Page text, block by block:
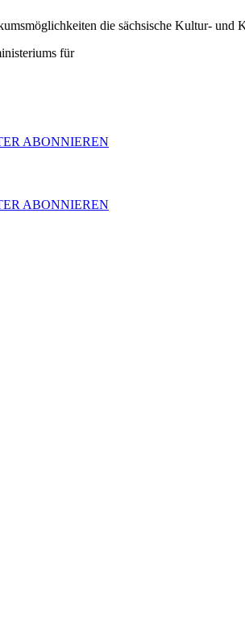
die sächsische Kultur-
für
ABONNIEREN
ABONNIEREN